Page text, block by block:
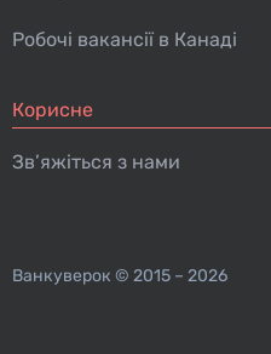
Робочі вакансії в Канаді
Корисне
Зв’яжіться з нами
Ванкуверок © 2015 – 2026